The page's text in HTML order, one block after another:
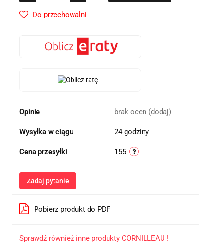
Do przechowalni
Opinie brak ocen (dodaj)
Wysyłka w ciągu 24 godziny
Cena przesyłki 155
Zadaj pytanie
Pobierz produkt do PDF
Sprawdź również inne produkty CORNILLEAU !